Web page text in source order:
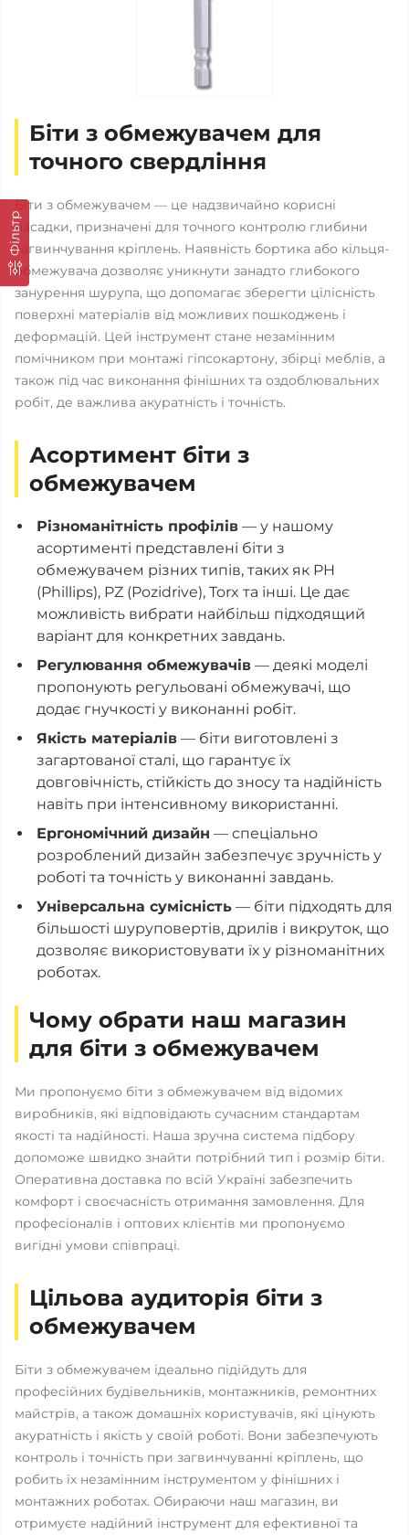
Фільтр
Біти з обмежувачем для
точного свердління
Біти з обмежувачем — це надзвичайно корисні
насадки, призначені для точного контролю глибини
загвинчування кріплень. Наявність бортика або кільця-
обмежувача дозволяє уникнути занадто глибокого
занурення шурупа, що допомагає зберегти цілісність
поверхні матеріалів від можливих пошкоджень і
деформацій. Цей інструмент стане незамінним
помічником при монтажі гіпсокартону, збірці меблів, а
також під час виконання фінішних та оздоблювальних
робіт, де важлива акуратність і точність.
Асортимент біти з
обмежувачем
Різноманітність профілів — у нашому
асортименті представлені біти з
обмежувачем різних типів, таких як PH
(Phillips), PZ (Pozidrive), Torx та інші. Це дає
можливість вибрати найбільш підходящий
варіант для конкретних завдань.
Регулювання обмежувачів — деякі моделі
пропонують регульовані обмежувачі, що
додає гнучкості у виконанні робіт.
Якість матеріалів — біти виготовлені з
загартованої сталі, що гарантує їх
довговічність, стійкість до зносу та надійність
навіть при інтенсивному використанні.
Ергономічний дизайн — спеціально
розроблений дизайн забезпечує зручність у
роботі та точність у виконанні завдань.
Універсальна сумісність — біти підходять для
більшості шуруповертів, дрилів і викруток, що
дозволяє використовувати їх у різноманітних
роботах.
Чому обрати наш магазин
для біти з обмежувачем
Ми пропонуємо біти з обмежувачем від відомих
виробників, які відповідають сучасним стандартам
якості та надійності. Наша зручна система підбору
допоможе швидко знайти потрібний тип і розмір біти.
Оперативна доставка по всій Україні забезпечить
комфорт і своєчасність отримання замовлення. Для
професіоналів і оптових клієнтів ми пропонуємо
вигідні умови співпраці.
Цільова аудиторія біти з
обмежувачем
Біти з обмежувачем ідеально підійдуть для
професійних будівельників, монтажників, ремонтних
майстрів, а також домашніх користувачів, які цінують
акуратність і якість у своїй роботі. Вони забезпечують
контроль і точність при загвинчуванні кріплень, що
робить їх незамінним інструментом у фінішних і
монтажних роботах. Обираючи наш магазин, ви
отримуєте надійний інструмент для ефективної та